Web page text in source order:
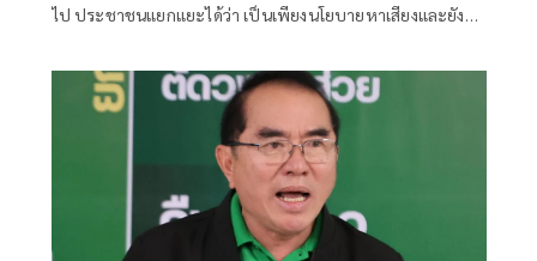
ไป ประชาชนแยกแยะได้ว่า เป็นเพียงนโยบายหาเสียงและยัง
นโยบายใหม่ที่ไม่ใช่ประชานิยม หยุดพูดว่า 'แจก'